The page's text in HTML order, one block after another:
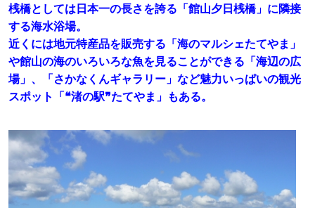
桟橋としては日本一の長さを誇る「館山夕日桟橋」に隣接
する海水浴場。
近くには地元特産品を販売する「海のマルシェたてやま」
や館山の海のいろいろな魚を見ることができる「海辺の広
場」、「さかなくんギャラリー」など魅力いっぱいの観光
スポット「❝渚の駅❞たてやま」もある。